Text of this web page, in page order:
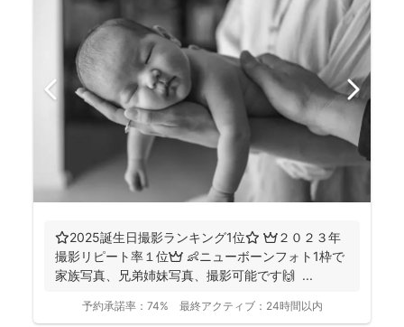
⭐️2025誕生日撮影ランキング1位⭐️ 👑２０２３年
撮影リピート率１位👑 👶ニューボーンフォト1枠で
家族写真、兄弟姉妹写真、撮影可能です🙌 ...
予約承諾率： 74% 最終アクティブ： 24時間以内